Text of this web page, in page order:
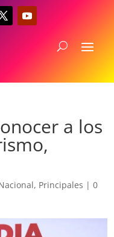
a los
, Principales |0